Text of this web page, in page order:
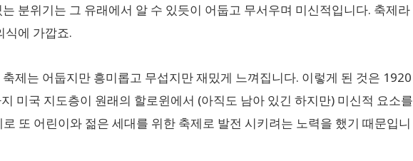
분위기는 그 유래에서 알 수 있듯이 어둡고 무서우며 미신적입니다. 축제라
식에 가깝죠.
제는 어둡지만 흥미롭고 무섭지만 재밌게 느껴집니다. 이렇게 된 것은 1920
미국 지도층이 원래의 할로윈에서 (아직도 남아 있긴 하지만) 미신적 요소를
또 어린이와 젊은 세대를 위한 축제로 발전 시키려는 노력을 했기 때문입니